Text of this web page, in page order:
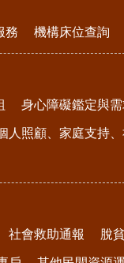
務 機構床位查詢
身心障礙鑑定與
人照顧、家庭支持
社會救助通報 脫